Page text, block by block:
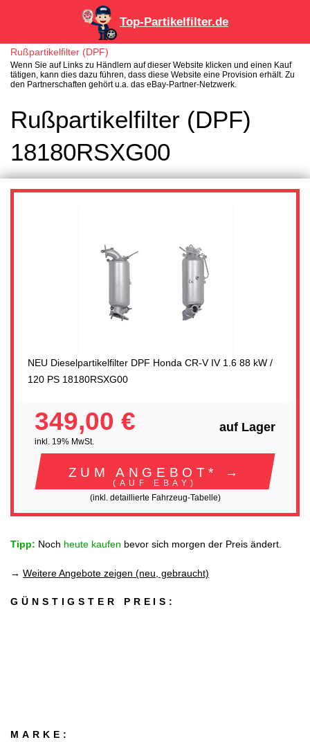
Top-Partikelfilter.de
Rußpartikelfilter (DPF)
Wenn Sie auf Links zu Händlern auf dieser Website klicken und einen Kauf
tätigen, kann dies dazu führen, dass diese Website eine Provision erhält. Zu
den Partnerschaften gehört u.a. das eBay-Partner-Netzwerk.
Rußpartikelfilter (DPF)
18180RSXG00
NEU Dieselpartikelfilter DPF Honda CR-V IV 1.6 88 kW /
120 PS 18180RSXG00
349,00 €
inkl. 19% MwSt.
auf Lager
ZUM ANGEBOT* →
(AUF EBAY)
(inkl. detaillierte Fahrzeug-Tabelle)
Tipp: Noch heute kaufen bevor sich morgen der Preis ändert.
→ Weitere Angebote zeigen (neu, gebraucht)
GÜNSTIGSTER PREIS:
MARKE: